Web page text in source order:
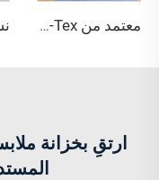
معتمد من Oeko-Tex، مضاد للبكتيريا، مقاوم للروائح، يمتص الرطوبة، مرن، تنفس، صديق للبيئة، قماش مكوّن من 69% خيزران و29% قطن
ارتقِ بخزانة